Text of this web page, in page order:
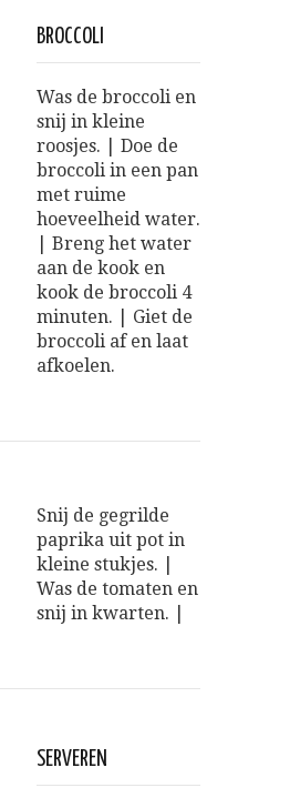
BROCCOLI
Was de broccoli en
snij in kleine
roosjes. | Doe de
broccoli in een pan
met ruime
hoeveelheid water.
| Breng het water
aan de kook en
kook de broccoli 4
minuten. | Giet de
broccoli af en laat
afkoelen.
Snij de gegrilde
paprika uit pot in
kleine stukjes. |
Was de tomaten en
snij in kwarten. |
SERVEREN